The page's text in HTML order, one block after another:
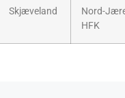
Skjæveland
Nord-
HFK